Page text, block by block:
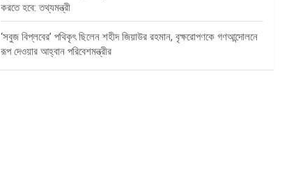
করতে হবে: তথ্যমন্ত্রী
‘সবুজ বিপ্লবের’ পথিকৃৎ ছিলেন শহীদ জিয়াউর রহমান, বৃক্ষরোপণকে গণআন্দোলনে
রূপ দেওয়ার আহ্বান পরিবেশমন্ত্রীর